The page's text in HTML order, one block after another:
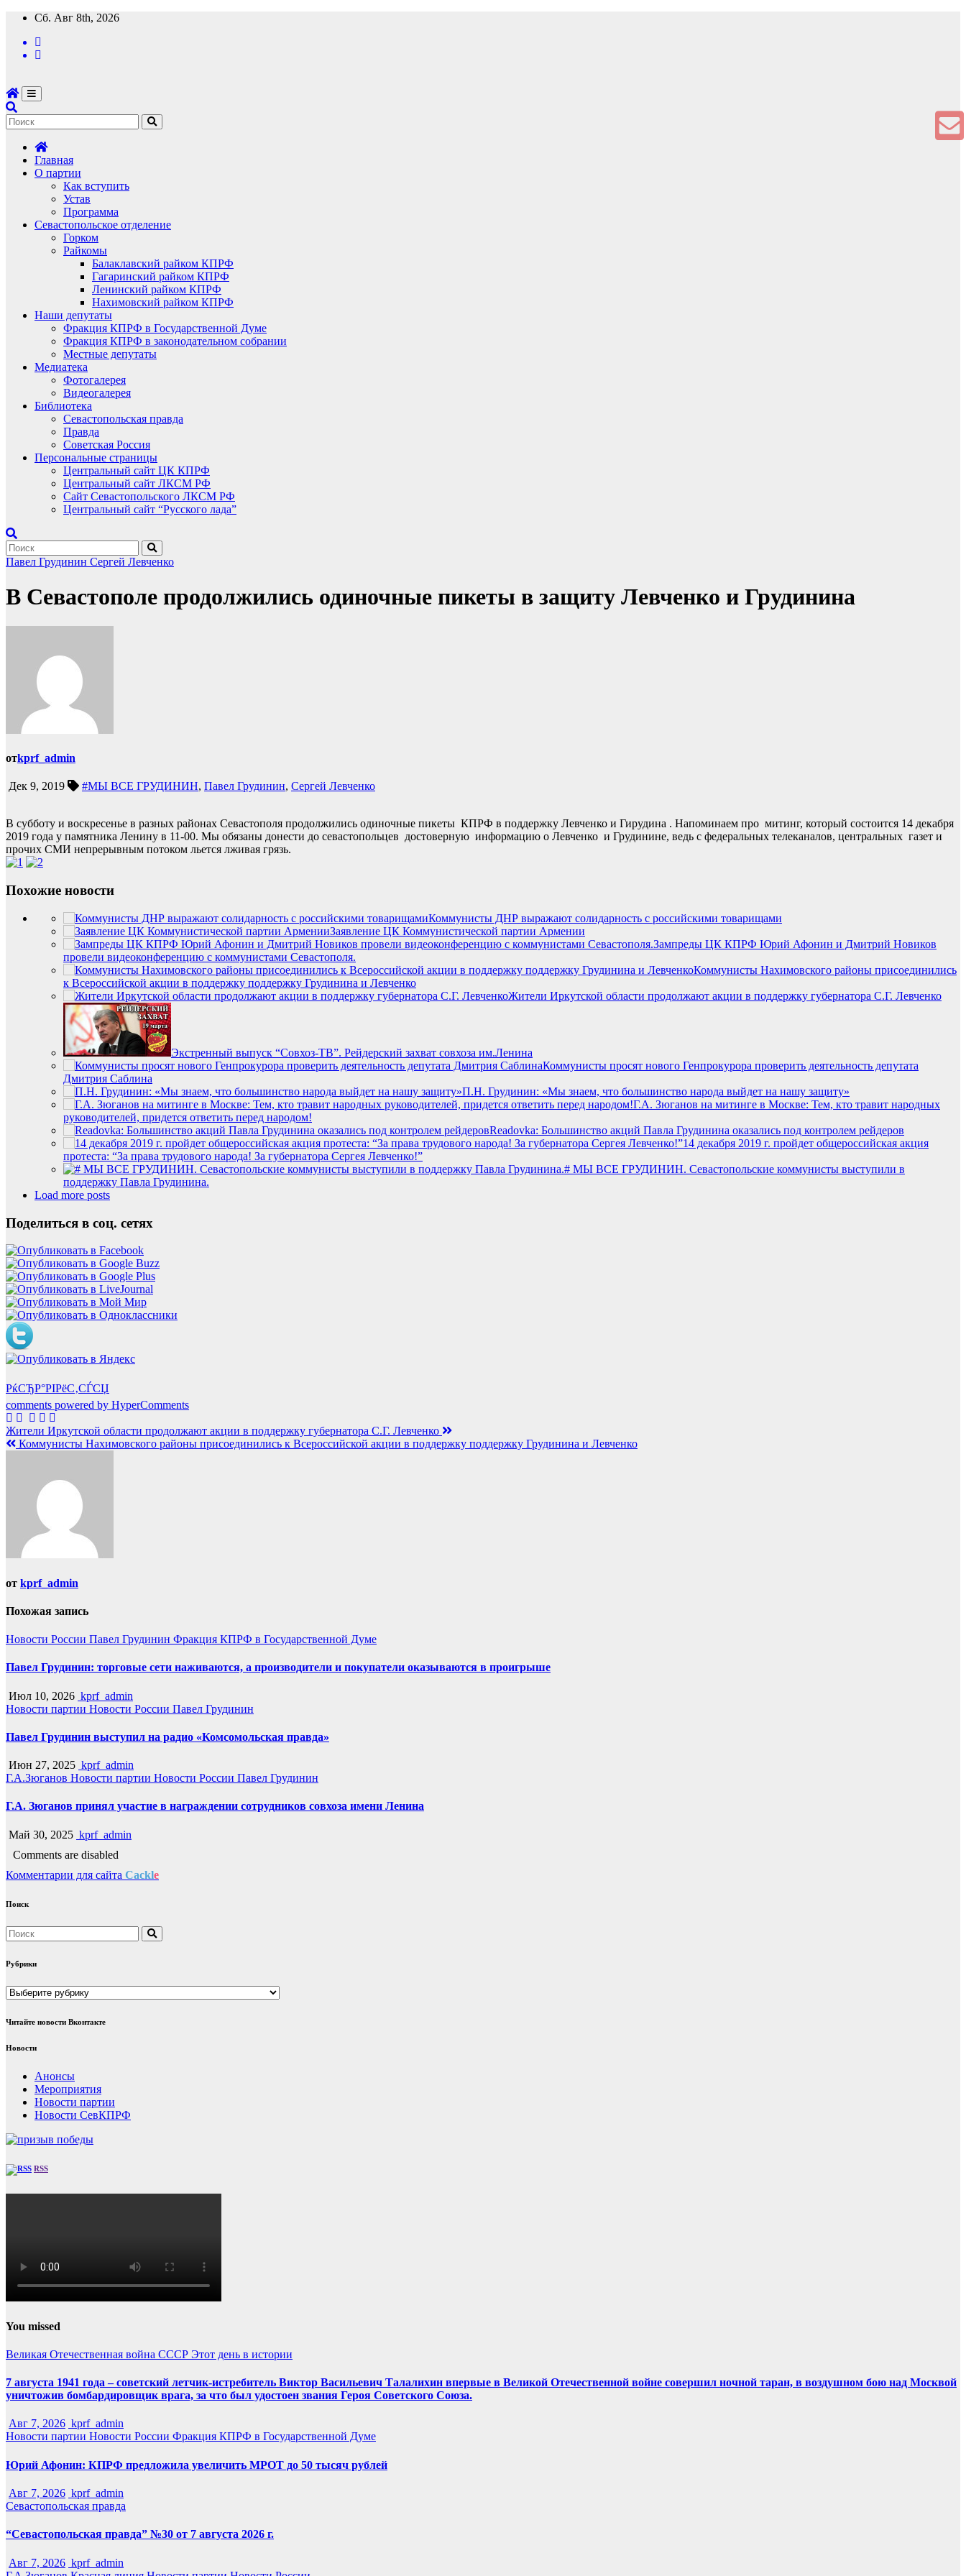
Перейти
содержимому
Сб. Авг 8th, 2026
Главная
О партии
Как вступить
Устав
Программа
Севастопольское отделение
Горком
Райкомы
Балаклавский райком КПРФ
Гагаринский райком КПРФ
Ленинский райком КПРФ
Нахимовский райком КПРФ
Наши депутаты
Фракция КПРФ в Государственной Думе
Фракция КПРФ в законодательном собрании
Местные депутаты
Медиатека
Фотогалерея
Видеогалерея
Библиотека
Севастопольская правда
Правда
Советская Россия
Персональные страницы
Центральный сайт ЦК КПРФ
Центральный сайт ЛКСМ РФ
Сайт Севастопольского ЛКСМ РФ
Центральный сайт “Русского лада”
Павел Грудинин Сергей Левченко
В Севастополе продолжились одиночные пикеты в защиту Левченко и Грудинина
отkprf_admin
Дек 9, 2019 #МЫ ВСЕ ГРУДИНИН, Павел Грудинин, Сергей Левченко
В субботу и воскресенье в разных районах Севастополя продолжились одиночные пикеты КПРФ в поддержку Левченко и Гирудина . Напоминаем про митинг, который состоится 14 декабря
2019 года у памятника Ленину в 11-00. Мы обязаны донести до севастопольцев достоверную информацию о Левченко и Грудинине, ведь с федеральных телеканалов, центральных газет и
прочих СМИ непрерывным потоком льется лживая грязь.
Похожие новости
Коммунисты ДНР выражают солидарность с российскими товарищами
Заявление ЦК Коммунистической партии Армении
Зампреды ЦК КПРФ Юрий Афонин и Дмитрий Новиков
провели видеоконференцию с коммунистами Севастополя.
Коммунисты Нахимовского районы присоединились
к Всероссийской акции в поддержку поддержку Грудинина и Левченко
Жители Иркутской области продолжают акции в поддержку губернатора С.Г. Левченко
Экстренный выпуск “Совхоз-ТВ”. Рейдерский захват совхоза им.Ленина
Коммунисты просят нового Генпрокурора проверить деятельность депутата
Дмитрия Саблина
П.Н. Грудинин: «Мы знаем, что большинство народа выйдет на нашу защиту»
Г.А. Зюганов на митинге в Москве: Тем, кто травит народных
руководителей, придется ответить перед народом!
Readovka: Большинство акций Павла Грудинина оказались под контролем рейдеров
14 декабря 2019 г. пройдет общероссийская акция
протеста: “За права трудового народа! За губернатора Сергея Левченко!”
# МЫ ВСЕ ГРУДИНИН. Севастопольские коммунисты выступили в
поддержку Павла Грудинина.
Load more posts
Поделиться в соц. сетях
РќСЂР°РІРёС‚СЃСЏ
comments powered by HyperComments
Навигация
по
Жители Иркутской области продолжают акции в поддержку губернатора С.Г. Левченко
Коммунисты Нахимовского районы присоединились к Всероссийской акции в поддержку поддержку Грудинина и Левченко
от kprf_admin
Похожая запись
Новости России Павел Грудинин Фракция КПРФ в Государственной Думе
Павел Грудинин: торговые сети наживаются, а производители и покупатели оказываются в проигрыше
Июл 10, 2026 kprf_admin
Новости партии Новости России Павел Грудинин
Павел Грудинин выступил на радио «Комсомольская правда»
Июн 27, 2025 kprf_admin
Г.А.Зюганов Новости партии Новости России Павел Грудинин
Г.А. Зюганов принял участие в награждении сотрудников совхоза имени Ленина
Май 30, 2025 kprf_admin
Comments are disabled
Комментарии для сайта Cackle
Поиск
Рубрики
Рубрики
Читайте новости Вконтакте
Новости
Анонсы
Мероприятия
Новости партии
Новости СевКПРФ
RSS
You missed
Великая Отечественная война СССР Этот день в истории
7 августа 1941 года – советский летчик-истребитель Виктор Васильевич Талалихин впервые в Великой Отечественной войне совершил ночной таран, в воздушном бою над Москвой
уничтожив бомбардировщик врага, за что был удостоен звания Героя Советского Союза.
Авг 7, 2026 kprf_admin
Новости партии Новости России Фракция КПРФ в Государственной Думе
Юрий Афонин: КПРФ предложила увеличить МРОТ до 50 тысяч рублей
Авг 7, 2026 kprf_admin
Севастопольская правда
“Севастопольская правда” №30 от 7 августа 2026 г.
Авг 7, 2026 kprf_admin